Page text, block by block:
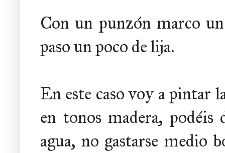
Con un punzón marco
paso un poco de lija.
En este caso voy a pintar
en tonos madera,
agua, no gastarse medio